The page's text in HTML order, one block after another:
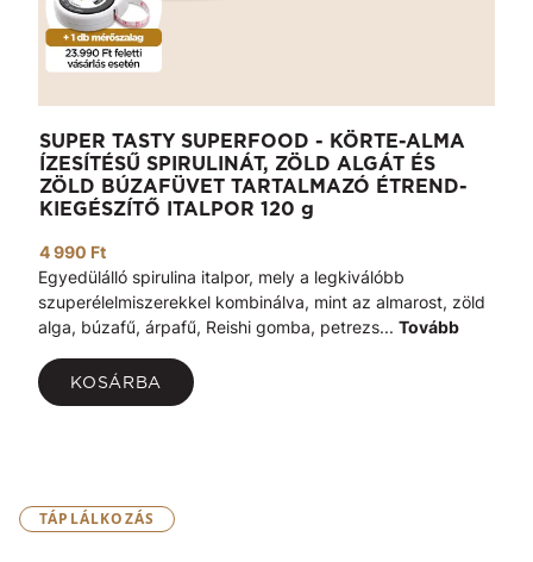
SUPER TASTY SUPERFOOD - KÖRTE-ALMA
ÍZESÍTÉSŰ SPIRULINÁT, ZÖLD ALGÁT ÉS
ZÖLD BÚZAFÜVET TARTALMAZÓ ÉTREND-
KIEGÉSZÍTŐ ITALPOR 120 g
4 990 Ft
Egyedülálló spirulina italpor, mely a legkiválóbb
szuperélelmiszerekkel kombinálva, mint az almarost, zöld
alga, búzafű, árpafű, Reishi gomba, petrezs... Tovább
KOSÁRBA
TÁPLÁLKOZÁS